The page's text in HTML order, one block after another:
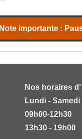
Note importante :
Nos horaires
Lundi - Samedi
09h00-12h30
13h30 - 19h00